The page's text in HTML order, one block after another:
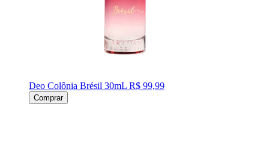
Deo Colônia Brésil 30mL R$ 99,99
Comprar